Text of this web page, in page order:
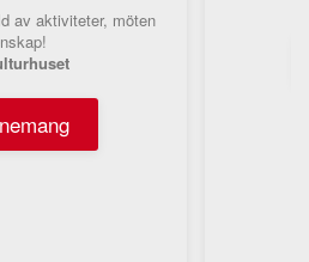
av aktiviteter, möten